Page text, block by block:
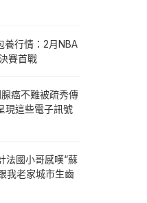
養行情：2月NBA
賽首戰
癌不難被疏秀傳
現這些電子訊號
法國小哥感嘆“蘇
我老家城市生齒